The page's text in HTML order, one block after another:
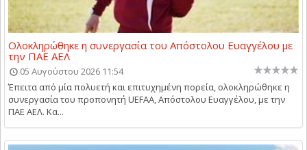
Ολοκληρώθηκε η συνεργασία του Απόστολου Ευαγγέλου με
την ΠΑΕ ΑΕΛ
05 Αυγούστου 2026 11:54
Έπειτα από μία πολυετή και επιτυχημένη πορεία, ολοκληρώθηκε η
συνεργασία του προπονητή UEFAA, Απόστολου Ευαγγέλου, με την
ΠΑΕ ΑΕΛ. Κα...